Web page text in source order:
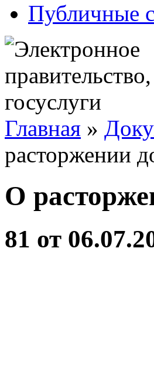
Публичные
Главная »
расторжении
О
81 от